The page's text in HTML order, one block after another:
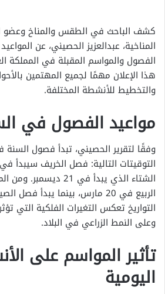
كشف الباحث في الطقس والمناخ وعضو
المناخية، عبدالعزيز الحصيني، عن
الفصول والمواسم المقبلة في المملكة
هذا الإعلان مهمًا لجميع المهتمين
والتخطيط للأنشطة المختلفة.
مواعيد الفصول في
وفقًا لتقرير الحصيني، تبدأ فصول
الشتاء الذي يبدأ في 21
التواريخ تعكس التغيرات الفلكية التي
وعلى النمط الزراعي في البلاد.
تأثير المواسم على
اليومية